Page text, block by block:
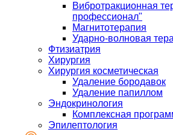
Вибротракционная
профессионал"
Магнитотерапия
Ударно-волновая
Фтизиатрия
Хирургия
Хирургия косметическая
Удаление бородавок
Удаление папиллом
Эндокринология
Комплексная
Эпилептология